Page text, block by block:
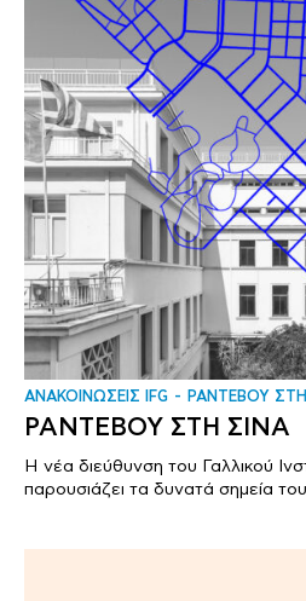
ΑΝΑΚΟΙΝΩΣΕΙΣ IFG ΡΑΝΤΕΒΟΥ
ΡΑΝΤΕΒΟΥ ΣΤΗ ΣΙΝΑ
Η νέα διεύθυνση του Γαλλικού
παρουσιάζει τα δυνατά σημεία